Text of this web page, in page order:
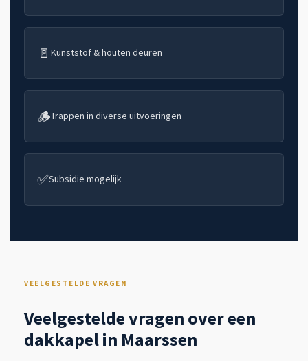
🚪 Kunststof & houten deuren
🪵Trappen in diverse uitvoeringen
✅Subsidie mogelijk
VEELGESTELDE VRAGEN
Veelgestelde vragen over een
dakkapel in Maarssen